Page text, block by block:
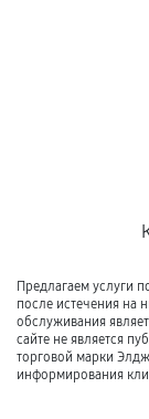
Предлагаем услуги
после истечения на
обслуживания
сайте не является
торговой марки
информирования